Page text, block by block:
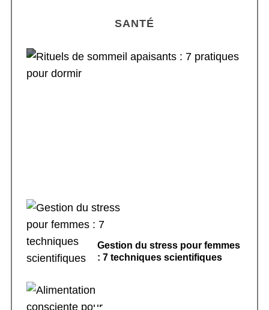
SANTÉ
Gestion du stress pour femmes
: 7 techniques scientifiques